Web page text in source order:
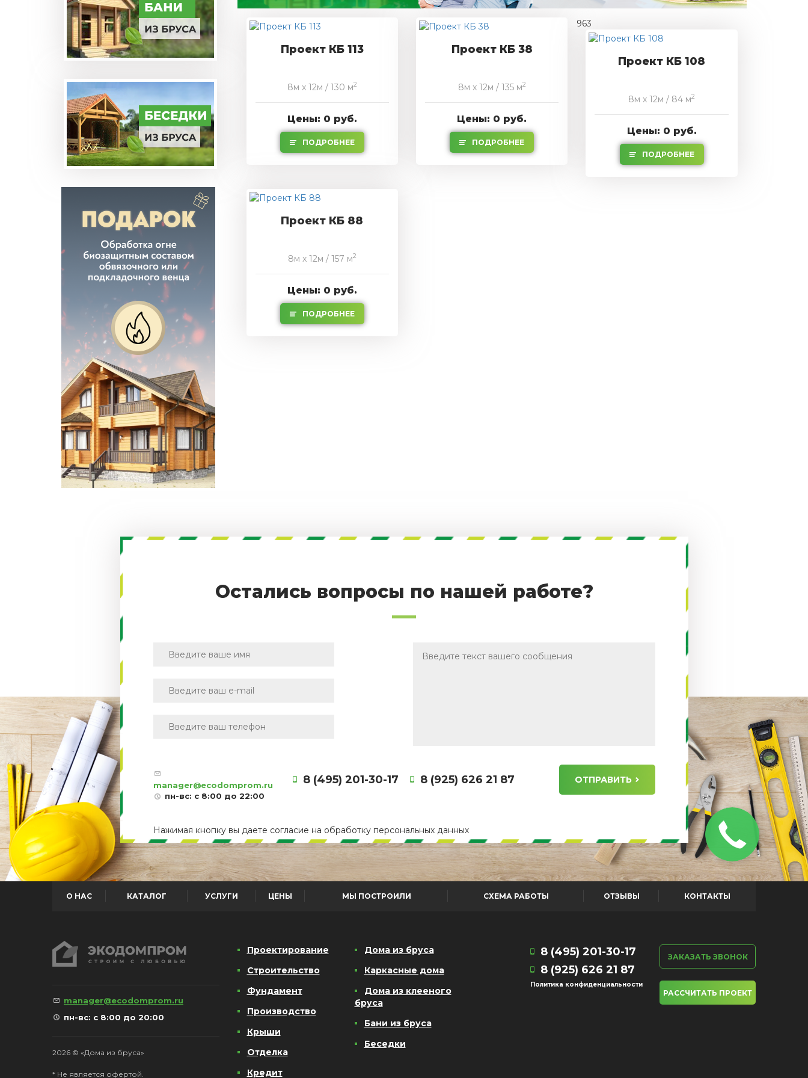
963
Проект КБ 113
8м x 12м / 130 м2
Цены: 0 руб.
ПОДРОБНЕЕ
Проект КБ 38
8м x 12м / 135 м2
Цены: 0 руб.
ПОДРОБНЕЕ
Проект КБ 108
8м x 12м / 84 м2
Цены: 0 руб.
ПОДРОБНЕЕ
Проект КБ 88
8м x 12м / 157 м2
Цены: 0 руб.
ПОДРОБНЕЕ
Остались вопросы по нашей работе?
manager@ecodomprom.ru
пн-вс: с 8:00 до 22:00
8 (495) 201-30-17 8 (925) 626 21 87 ОТПРАВИТЬ
Нажимая кнопку вы даете согласие на обработку персональных данных
О НАС КАТАЛОГ УСЛУГИ ЦЕНЫ МЫ ПОСТРОИЛИ СХЕМА РАБОТЫ ОТЗЫВЫ КОНТАКТЫ
manager@ecodomprom.ru
пн-вс: с 8:00 до 20:00
2026 © «Дома из бруса»
* Не является офертой.
Проектирование
Строительство
Фундамент
Производство
Крыши
Отделка
Кредит
Дома из бруса
Каркасные дома
Дома из клееного
бруса
Бани из бруса
Беседки
8 (495) 201-30-17
8 (925) 626 21 87
Политика конфиденциальности
ЗАКАЗАТЬ ЗВОНОК
РАССЧИТАТЬ ПРОЕКТ